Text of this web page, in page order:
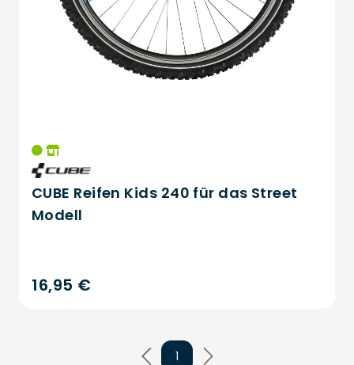
CUBE Reifen Kids 240 für das Street
Modell
16,95 €
1